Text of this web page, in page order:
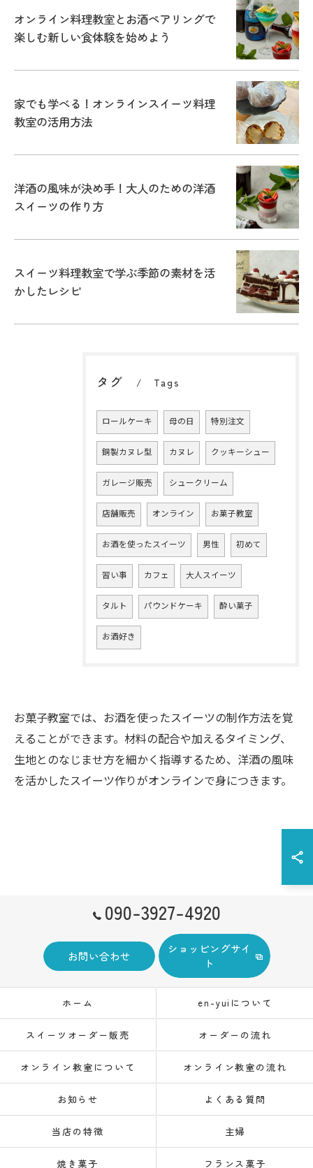
オンライン料理教室とお酒ペアリングで
楽しむ新しい食体験を始めよう
家でも学べる！オンラインスイーツ料理
教室の活用方法
洋酒の風味が決め手！大人のための洋酒
スイーツの作り方
スイーツ料理教室で学ぶ季節の素材を活
かしたレシピ
タグ Tags
ロールケーキ 母の日 特別注文
銅製カヌレ型 カヌレ クッキーシュー
ガレージ販売 シュークリーム
店舗販売 オンライン お菓子教室
お酒を使ったスイーツ 男性 初めて
習い事 カフェ 大人スイーツ
タルト パウンドケーキ 酔い菓子
お酒好き
お菓子教室では、お酒を使ったスイーツの制作方法を覚
えることができます。材料の配合や加えるタイミング、
生地とのなじませ方を細かく指導するため、洋酒の風味
を活かしたスイーツ作りがオンラインで身につきます。
090-3927-4920
お問い合わせ
ショッピングサイ
ト
ホーム en-yuiについて
スイーツオーダー販売 オーダーの流れ
オンライン教室について オンライン教室の流れ
お知らせ よくある質問
当店の特徴 主婦
焼き菓子 フランス菓子